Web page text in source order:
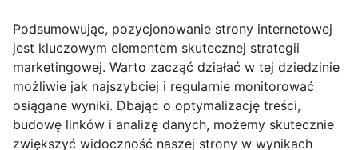
Podsumowując, pozycjonowanie strony internetowej
jest kluczowym elementem skutecznej strategii
marketingowej. Warto zacząć działać w tej dziedzinie
możliwie jak najszybciej i regularnie monitorować
osiągane wyniki. Dbając o optymalizację treści,
budowę linków i analizę danych, możemy skutecznie
zwiększyć widoczność naszej strony w wynikach